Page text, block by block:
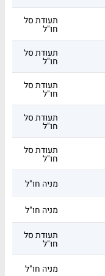
תעודת סל
חו"ל
תעודת סל
חו"ל
תעודת סל
חו"ל
תעודת סל
חו"ל
תעודת סל
חו"ל
מניה חו"ל
מניה חו"ל
תעודת סל
חו"ל
מניה חו"ל